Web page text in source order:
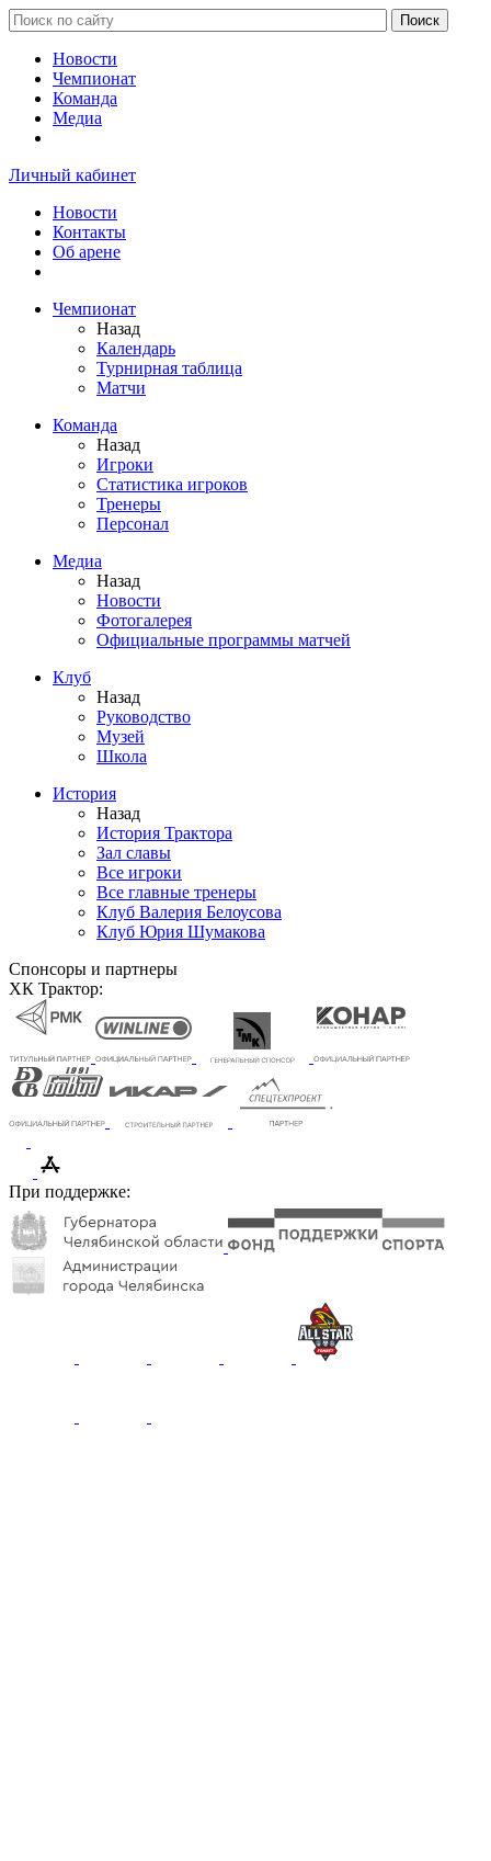
Новости
Чемпионат
Команда
Медиа
Личный кабинет
Новости
Контакты
Об арене
Чемпионат
Назад
Календарь
Турнирная таблица
Матчи
Команда
Назад
Игроки
Статистика игроков
Тренеры
Персонал
Медиа
Назад
Новости
Фотогалерея
Официальные программы матчей
Клуб
Назад
Руководство
Музей
Школа
История
Назад
История Трактора
Зал славы
Все игроки
Все главные тренеры
Клуб Валерия Белоусова
Клуб Юрия Шумакова
Спонсоры и партнеры
ХК Трактор:
При поддержке: